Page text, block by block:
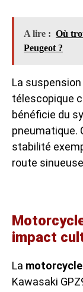
A lire : Où
Peugeot ?
La
télescopique
bénéficie du
pneumatique.
stabilité
route
impact
La motorcycle
Kawasaki